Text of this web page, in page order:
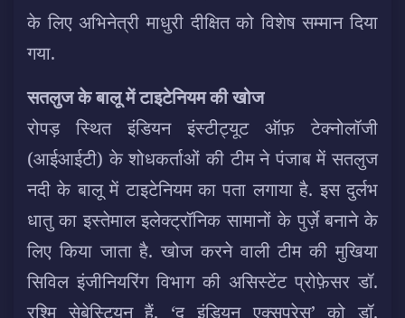
के लिए अभिनेत्री माधुरी दीक्षित को विशेष सम्मान दिया
गया.
सतलुज के बालू में टाइटेनियम की खोज
रोपड़ स्थित इंडियन इंस्टीट्यूट ऑफ़ टेक्नोलॉजी
(आईआईटी) के शोधकर्ताओं की टीम ने पंजाब में सतलुज
नदी के बालू में टाइटेनियम का पता लगाया है. इस दुर्लभ
धातु का इस्तेमाल इलेक्ट्रॉनिक सामानों के पुर्ज़े बनाने के
लिए किया जाता है. खोज करने वाली टीम की मुखिया
सिविल इंजीनियरिंग विभाग की असिस्टेंट प्रोफ़ेसर डॉ.
रश्मि सेबेस्टियन हैं. ‘द इंडियन एक्सप्रेस’ को डॉ.